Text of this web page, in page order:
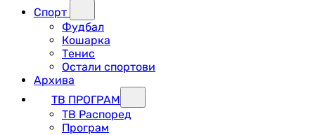
Спорт
Фудбал
Кошарка
Тенис
Остали спортови
Архива
ТВ ПРОГРАМ
ТВ Распоред
Програм